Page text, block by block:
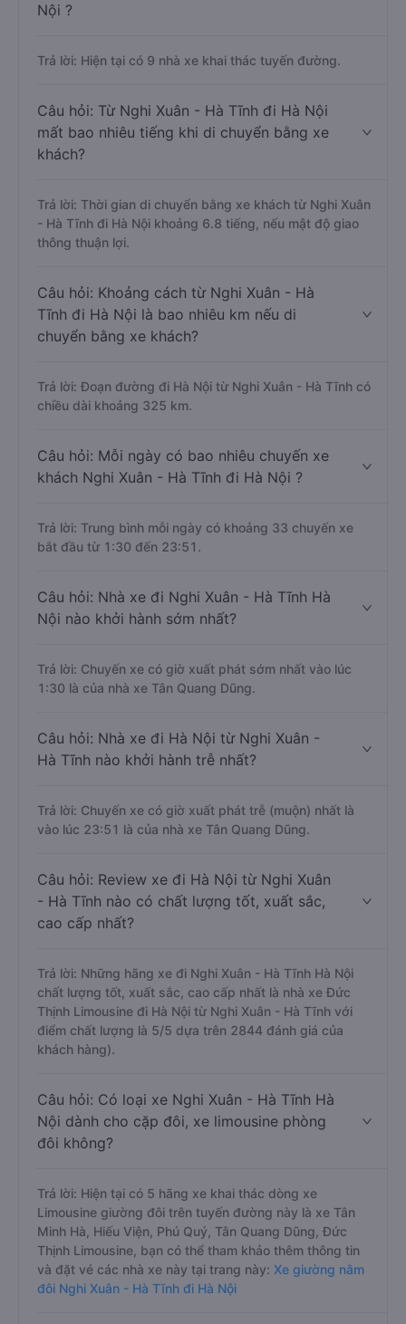
Nội ?
Trả lời: Hiện tại có 9 nhà xe khai thác tuyến đường.
Câu hỏi: Từ Nghi Xuân - Hà Tĩnh đi Hà Nội
mất bao nhiêu tiếng khi di chuyển bằng xe
khách?
Trả lời: Thời gian di chuyển bằng xe khách từ Nghi Xuân
- Hà Tĩnh đi Hà Nội khoảng 6.8 tiếng, nếu mật độ giao
thông thuận lợi.
Câu hỏi: Khoảng cách từ Nghi Xuân - Hà
Tĩnh đi Hà Nội là bao nhiêu km nếu di
chuyển bằng xe khách?
Trả lời: Đoạn đường đi Hà Nội từ Nghi Xuân - Hà Tĩnh có
chiều dài khoảng 325 km.
Câu hỏi: Mỗi ngày có bao nhiêu chuyến xe
khách Nghi Xuân - Hà Tĩnh đi Hà Nội ?
Trả lời: Trung bình mỗi ngày có khoảng 33 chuyến xe
bắt đầu từ 1:30 đến 23:51.
Câu hỏi: Nhà xe đi Nghi Xuân - Hà Tĩnh Hà
Nội nào khởi hành sớm nhất?
Trả lời: Chuyến xe có giờ xuất phát sớm nhất vào lúc
1:30 là của nhà xe Tân Quang Dũng.
Câu hỏi: Nhà xe đi Hà Nội từ Nghi Xuân -
Hà Tĩnh nào khởi hành trễ nhất?
Trả lời: Chuyến xe có giờ xuất phát trễ (muộn) nhất là
vào lúc 23:51 là của nhà xe Tân Quang Dũng.
Câu hỏi: Review xe đi Hà Nội từ Nghi Xuân
- Hà Tĩnh nào có chất lượng tốt, xuất sắc,
cao cấp nhất?
Trả lời: Những hãng xe đi Nghi Xuân - Hà Tĩnh Hà Nội
chất lượng tốt, xuất sắc, cao cấp nhất là nhà xe Đức
Thịnh Limousine đi Hà Nội từ Nghi Xuân - Hà Tĩnh với
điểm chất lượng là 5/5 dựa trên 2844 đánh giá của
khách hàng).
Câu hỏi: Có loại xe Nghi Xuân - Hà Tĩnh Hà
Nội dành cho cặp đôi, xe limousine phòng
đôi không?
Trả lời: Hiện tại có 5 hãng xe khai thác dòng xe
Limousine giường đôi trên tuyến đường này là xe Tân
Minh Hà, Hiếu Viện, Phú Quý, Tân Quang Dũng, Đức
Thịnh Limousine, bạn có thể tham khảo thêm thông tin
và đặt vé các nhà xe này tại trang này: Xe giường nằm
đôi Nghi Xuân - Hà Tĩnh đi Hà Nội